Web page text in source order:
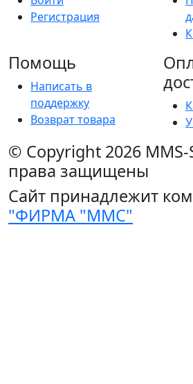
Регистрация
Помощь
Написать в
поддержку
Возврат товара
© Copyright 2026 MMS-
права защищены
Сайт принадлежит
"ФИРМА "ММС"